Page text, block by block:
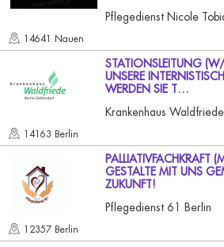
Pflegedienst Nicole
14641 Nauen
STATIONSLEITUNG
UNSERE
WERDEN SIE T…
Krankenhaus Waldfriede
14163 Berlin
PALLIATIVFACHKRAFT
GESTALTE MIT UNS
ZUKUNFT!
Pflegedienst 61 Berlin
12357 Berlin